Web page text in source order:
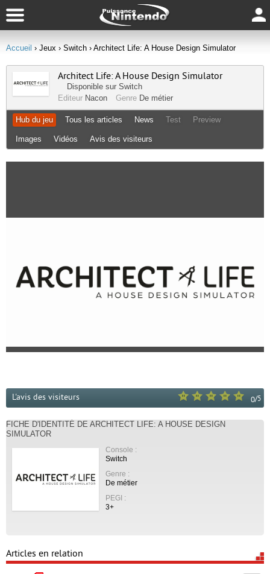
Accueil › Jeux › Switch › Architect Life: A House Design Simulator
Architect Life: A House Design Simulator
Disponible sur Switch
Editeur Nacon Genre De métier
Hub du jeu Tous les articles News Test Preview
Images Vidéos Avis des visiteurs
0/5
L'avis des visiteurs
FICHE D'IDENTITÉ DE ARCHITECT LIFE: A HOUSE DESIGN
SIMULATOR
Console :
Switch
Genre :
De métier
PEGI :
3+
Articles en relation